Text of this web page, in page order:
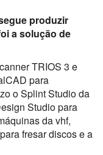
produzir
a solução de
TRIOS 3 e
para
o Splint Studio da
Studio para
da vhf,
fresar discos e a